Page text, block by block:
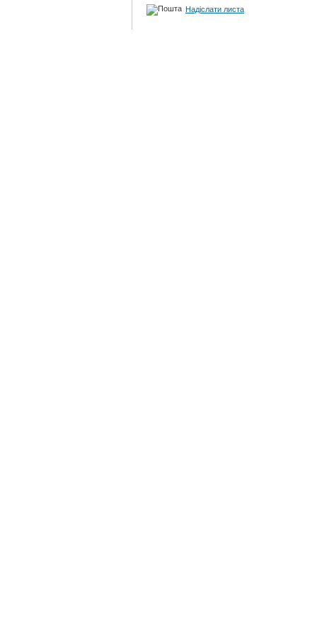
Надіслати листа